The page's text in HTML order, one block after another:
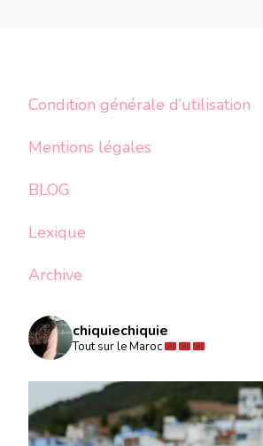
Condition générale d’utilisation
Mentions légales
BLOG
Lexique
Archive
chiquiechiquie
Tout sur le Maroc